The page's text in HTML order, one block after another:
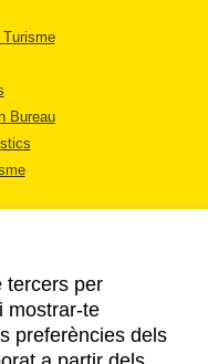
Bureau
tercers per
mostrar-te
preferències dels